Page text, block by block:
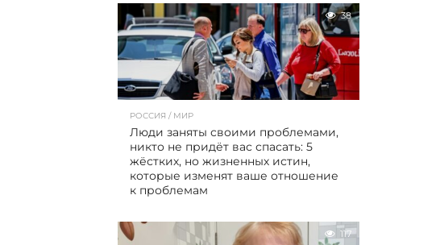
38
РОССИЯ / МИР
Люди заняты своими проблемами,
никто не придёт вас спасать: 5
жёстких, но жизненных истин,
которые изменят ваше отношение
к проблемам
117